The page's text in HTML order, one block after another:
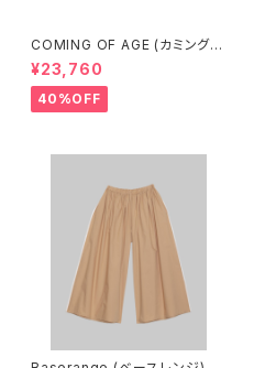
COMING OF AGE (カミングオ
ブエイジ) DRAWSTRING MID
I SKIRT（GINGHAM LIME/BL
ACK）
¥23,760
40%OFF